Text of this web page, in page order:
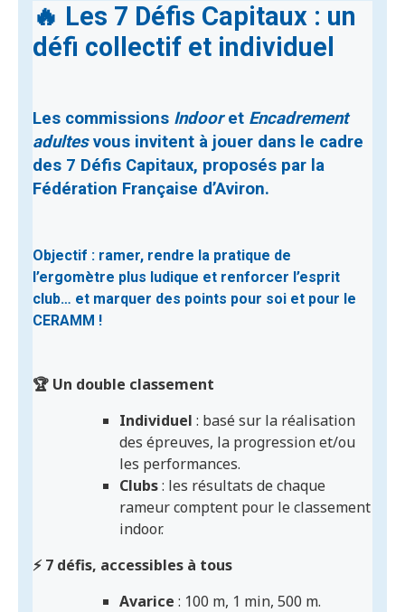
🔥 Les 7 Défis Capitaux : un
défi collectif et individuel
Les commissions Indooret Encadrement
adultesvous invitent à jouer dans le cadre
des 7 Défis Capitaux, proposés par la
Fédération Française d’Aviron.
Objectif : ramer, rendre la pratique de
l’ergomètre plus ludique et renforcer l’esprit
club… et marquer des points pour soi et pour le
CERAMM !
🏆 Un double classement
Individuel : basé sur la réalisation
des épreuves, la progression et/ou
les performances.
Clubs: les résultats de chaque
rameur comptent pour le classement
indoor.
⚡ 7 défis, accessibles à tous
Avarice : 100 m, 1 min, 500 m.